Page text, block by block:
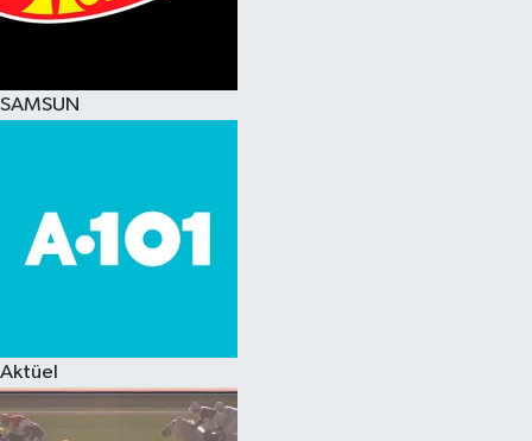
SAMSUN
Aktüel